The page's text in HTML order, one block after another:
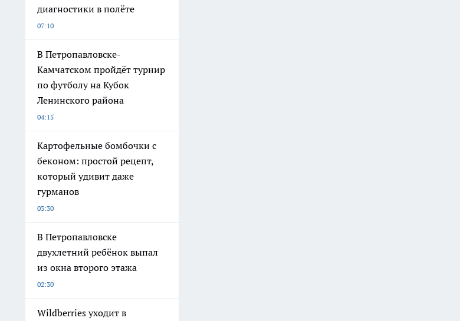
диагностики в полёте
07:10
В Петропавловске-
Камчатском пройдёт турнир
по футболу на Кубок
Ленинского района
04:15
Картофельные бомбочки с
беконом: простой рецепт,
который удивит даже
гурманов
03:30
В Петропавловске
двухлетний ребёнок выпал
из окна второго этажа
02:30
Wildberries уходит в